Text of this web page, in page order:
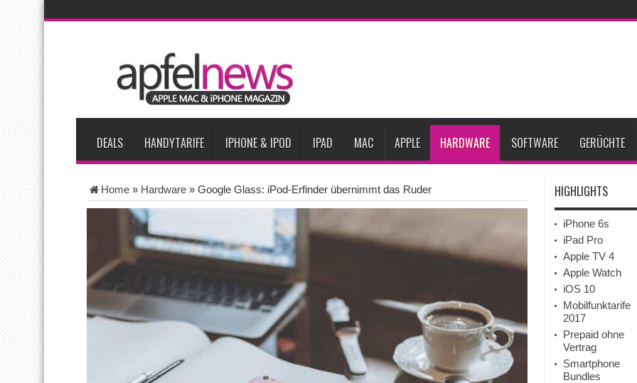
iPhone Ultra lässt Verkauf faltbarer Smartphones 2026 um 20 Prozent steigen
iPhone 18 Pro: Diese 3 großen Upgrades bringt das Top-Modell
iPhone Air 2 für Anfang 2027 erwartet Apples vermutete AirPods mit Kameras sollen bereits im September erscheinen
Apple erzielt 49 Prozent des weltweiten Smartphone-Umsatzes im 2. Quartal
DEALS HANDYTARIFE IPHONE & IPOD IPAD MAC APPLE HARDWARE SOFTWARE GERÜCHTE
Home » Hardware » Google Glass: iPod-Erfinder übernimmt das Ruder HIGHLIGHTS
iPhone 6s
iPad Pro
Apple TV 4
Apple Watch
iOS 10
Mobilfunktarife
2017
Prepaid ohne
Vertrag
Smartphone
Bundles